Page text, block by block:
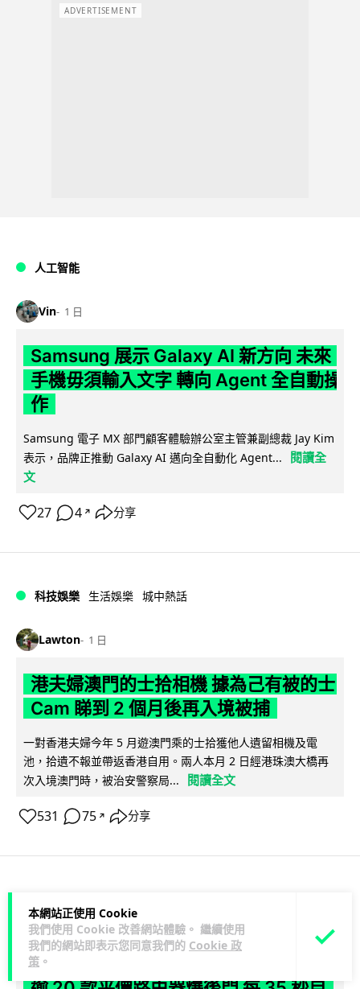
本網站正使用 Cookie
我們使用 Cookie 改善網站體驗。 繼續使用
我們的網站即表示您同意我們的 Cookie 政
策 。
ADVERTISEMENT
人工智能
Vin 1 日
Samsung 展示 Galaxy AI 新方向 未來
手機毋須輸入文字 轉向 Agent 全自動操
作
Samsung 電子 MX 部門顧客體驗辦公室主管兼副總裁 Jay Kim
表示，品牌正推動 Galaxy AI 邁向全自動化 Agent...
閱讀全
文
27 4 ↗ 分享
科技娛樂 生活娛樂 城中熱話
Lawton 1 日
港夫婦澳門的士拾相機 據為己有被的士
Cam 睇到 2 個月後再入境被捕
一對香港夫婦今年 5 月遊澳門乘的士拾獲他人遺留相機及電
池，拾遺不報並帶返香港自用。兩人本月 2 日經港珠澳大橋再
次入境澳門時，被治安警察局...
閱讀全文
531 75 ↗ 分享
Vin 1 日